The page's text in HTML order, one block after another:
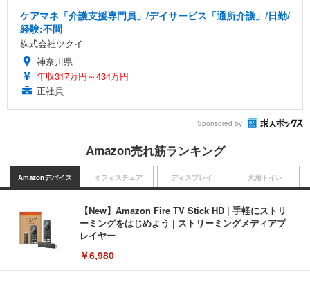
ケアマネ「介護支援専門員」/デイサービス「通所介護」/日勤/
経験:不問
株式会社ツクイ
神奈川県
年収317万円～434万円
正社員
Sponsored by
Amazon売れ筋ランキング
Amazonデバイス
【New】Amazon Fire TV Stick HD | 手軽にストリ
ーミングをはじめよう | ストリーミングメディアプ
レイヤー
￥6,980
オフィスチェア ディスプレイ 犬用トイレ